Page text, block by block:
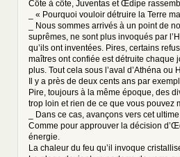
Côte à côte, Juventas et Œdipe
_ « Pourquoi vouloir détruire la Terre
_ Nous sommes arrivés à un point de
suprêmes, ne sont plus invoqués par
qu’ils ont inventées. Pires, certains
maîtres ont confiée est détruite chaque
plus. Tout cela sous l’aval d’Athéna
Il y a près de deux cents ans par
Pire, toujours à la même époque, des
trop loin et rien de ce que vous pouvez
_ Dans ce cas, avançons vers cet
Comme pour approuver la décision
énergie.
La chaleur du feu qu’il invoque